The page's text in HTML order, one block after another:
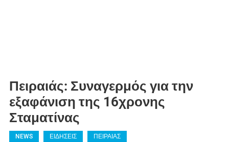
Πειραιάς: Συναγερμός για την
εξαφάνιση της 16χρονης
Σταματίνας
NEWS ΕΙΔΗΣΕΙΣ ΠΕΙΡΑΙΑΣ